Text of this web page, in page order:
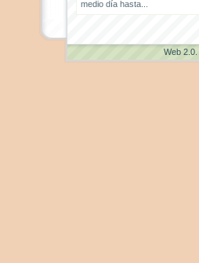
medio día hasta...
Web 2.0